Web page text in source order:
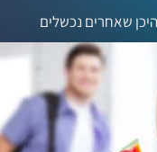
שאחרים נכשלים